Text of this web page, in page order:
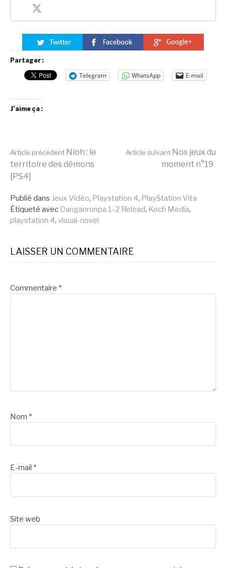
Partager :
Telegram WhatsApp E-mail
J’aime ça :
Lire
la
suite
Article précédent Nioh : le
territoire des démons
[PS4]
Article suivant Nos jeux du
moment n°19
Publié dans Jeux Vidéo, Playstation 4, PlayStation Vita
Étiqueté avec Danganronpa 1-2 Reload, Koch Media,
playstation 4, visual-novel
LAISSER UN COMMENTAIRE
Commentaire *
Nom *
E-mail *
Site web